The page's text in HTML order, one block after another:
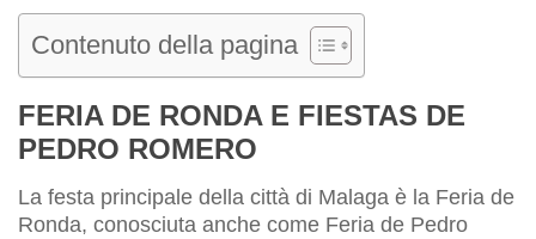
Contenuto della pagina
FERIA DE RONDA E FIESTAS DE
PEDRO ROMERO
La festa principale della città di Malaga è la Feria de
Ronda, conosciuta anche come Feria de Pedro